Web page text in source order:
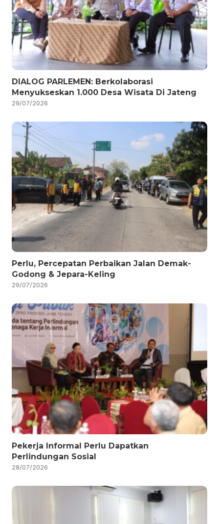
DIALOG PARLEMEN: Berkolaborasi
Menyukseskan 1.000 Desa Wisata Di Jateng
29/07/2026
Perlu, Percepatan Perbaikan Jalan Demak-
Godong & Jepara-Keling
29/07/2026
Pekerja Informal Perlu Dapatkan
Perlindungan Sosial
28/07/2026